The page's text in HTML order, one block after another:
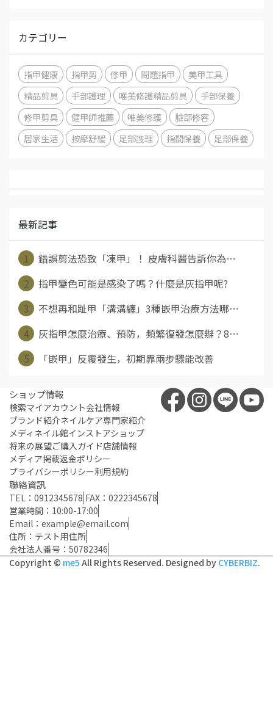
カテゴリー
指甲健康 指甲剪 修甲 問題指甲
美甲工具
精品剪具
手部護理 唯美修護精品剪具
手部保養
修甲剪具
健甲師推薦 唯美修護
臉部修容
居家生活
按摩舒緩 足部謢理 指間保養 足部保養
最新記事
1
錯誤剪法恐致「凍甲」！ 皮膚科醫告訴你為⋯
2
指甲變色可能是感染了嗎？什麼是灰指甲呢?
3
不想再和趾甲「溝溝纏」3種嵌甲治療方法哪⋯
4
灰指甲怎麼治療、預防，頻繁復發怎麼辦？8⋯
5
「嵌甲」反覆發生，初期靠兩步驟能改善
ショップ情報
検索マイアカウント会社情報
ブランド紹介ネイルケア専門家紹介
メディネイル館インストアショップ
将来の展望ご購入ガイド店舗情報
メディア掲載返金ポリシー
プライバシーポリシー利用規約
聯絡資訊
TEL：0912345678 FAX：0222345678
営業時間：10:00-17:00
Email：example@email.com
住所：テスト用住所
会社法人番号：50782346
Copyright © me5 All Rights Reserved. Designed by CYBERBIZ.